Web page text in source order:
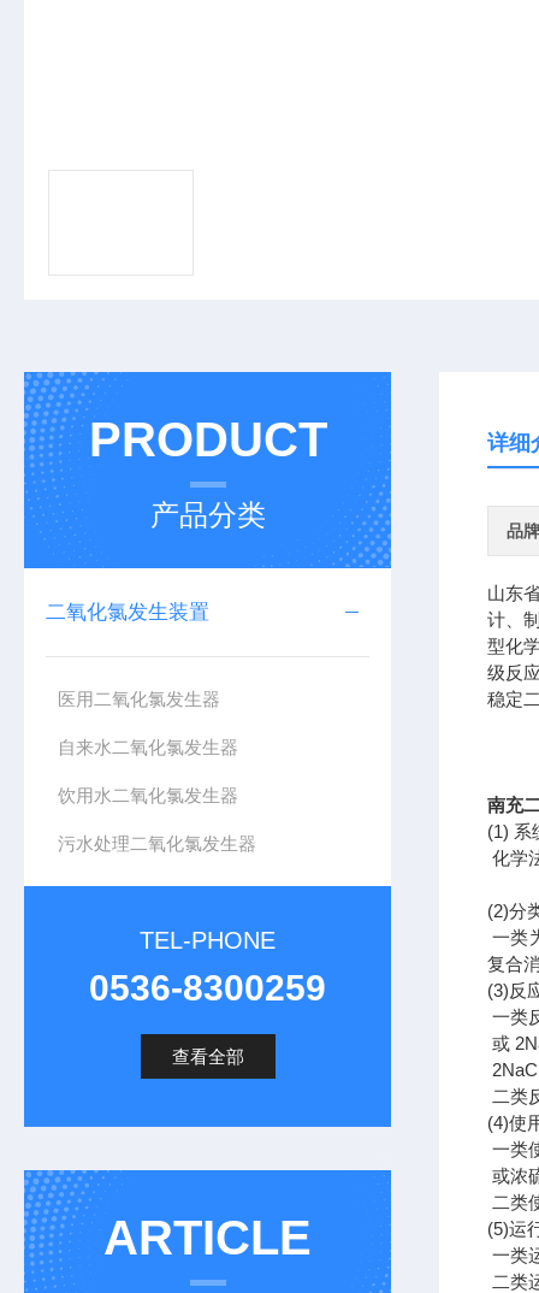
PRODUCT
产品分类
二氧化氯发生装置
医用二氧化氯发生器
自来水二氧化氯发生器
饮用水二氧化氯发生器
污水处理二氧化氯发生器
TEL-PHONE
0536-8300259
查看全部
ARTICLE
详细
品牌
山东
计、
型化
级反
稳定
南充
(1) 系
化学
(2)分
一类
复合
(3)反
一类
或
二类
(4)使
一类
或浓
二类
(5)运
一类
二类